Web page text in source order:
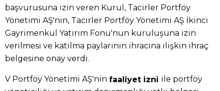
başvurusuna izin veren Kurul, Tacirler Portföy
Yönetimi AŞ'nin, Tacirler Portföy Yönetimi AŞ İkinci
Gayrimenkul Yatırım Fonu'nun kuruluşuna izin
verilmesi ve katılma paylarının ihracına ilişkin ihraç
belgesine onay verdi.
V Portföy Yönetimi AŞ'nin faaliyet izni ile portföy